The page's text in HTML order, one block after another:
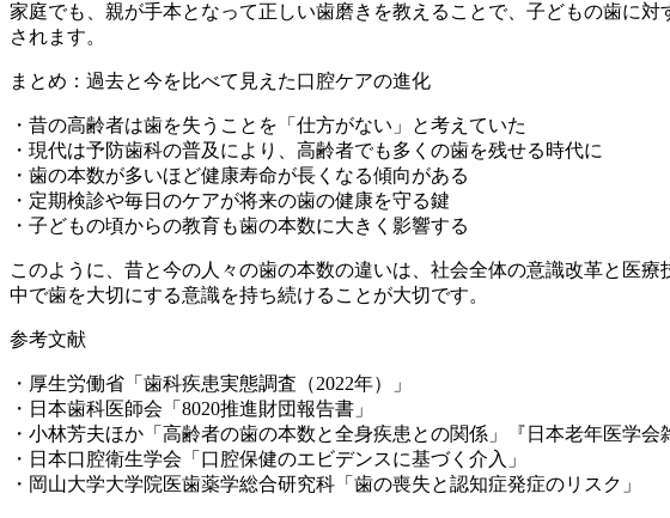
家庭でも、親が手本となって正しい歯磨きを教えることで、子どもの歯に
されます。
まとめ：過去と今を比べて見えた口腔ケアの進化
・昔の高齢者は歯を失うことを「仕方がない」と考えていた
・現代は予防歯科の普及により、高齢者でも多くの歯を残せる時代に
・歯の本数が多いほど健康寿命が長くなる傾向がある
・定期検診や毎日のケアが将来の歯の健康を守る鍵
・子どもの頃からの教育も歯の本数に大きく影響する
このように、昔と今の人々の歯の本数の違いは、社会全体の意識改革と医
中で歯を大切にする意識を持ち続けることが大切です。
参考文献
・厚生労働省「歯科疾患実態調査（2022年）」
・日本歯科医師会「8020推進財団報告書」
・小林芳夫ほか「高齢者の歯の本数と全身疾患との関係」『日本老年医学会
・日本口腔衛生学会「口腔保健のエビデンスに基づく介入」
・岡山大学大学院医歯薬学総合研究科「歯の喪失と認知症発症のリスク」